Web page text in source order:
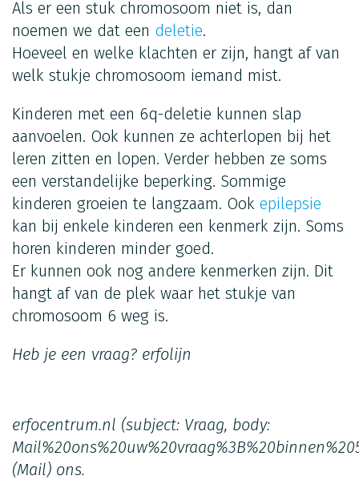
Als er een stuk chromosoom niet is, dan
noemen we dat een deletie.
Hoeveel en welke klachten er zijn, hangt af van
welk stukje chromosoom iemand mist.
Kinderen met een 6q-deletie kunnen slap
aanvoelen. Ook kunnen ze achterlopen bij het
leren zitten en lopen. Verder hebben ze soms
een verstandelijke beperking. Sommige
kinderen groeien te langzaam. Ook epilepsie
kan bij enkele kinderen een kenmerk zijn. Soms
horen kinderen minder goed.
Er kunnen ook nog andere kenmerken zijn. Dit
hangt af van de plek waar het stukje van
chromosoom 6 weg is.
Heb je een vraag? erfolijn
erfocentrum.nl (subject: Vraag, body:
(Mail) ons.